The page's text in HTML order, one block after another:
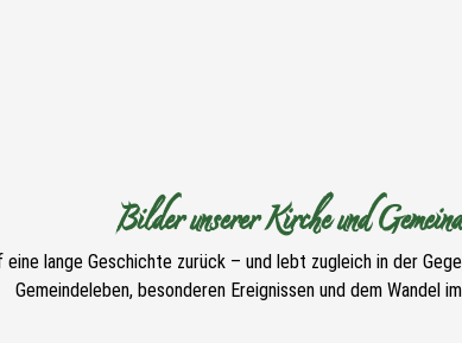
Bilder unserer Kirche und
lange Geschichte zurück – und lebt zugleich in der
Gemeindeleben, besonderen Ereignissen und dem Wandel